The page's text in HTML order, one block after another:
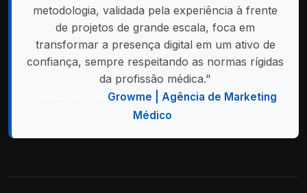
metodologia, validada pela experiência à frente
de projetos de grande escala, foca em
transformar a presença digital em um ativo de
confiança, sempre respeitando as normas rígidas
da profissão médica."
Growme | Agência de Marketing
Médico